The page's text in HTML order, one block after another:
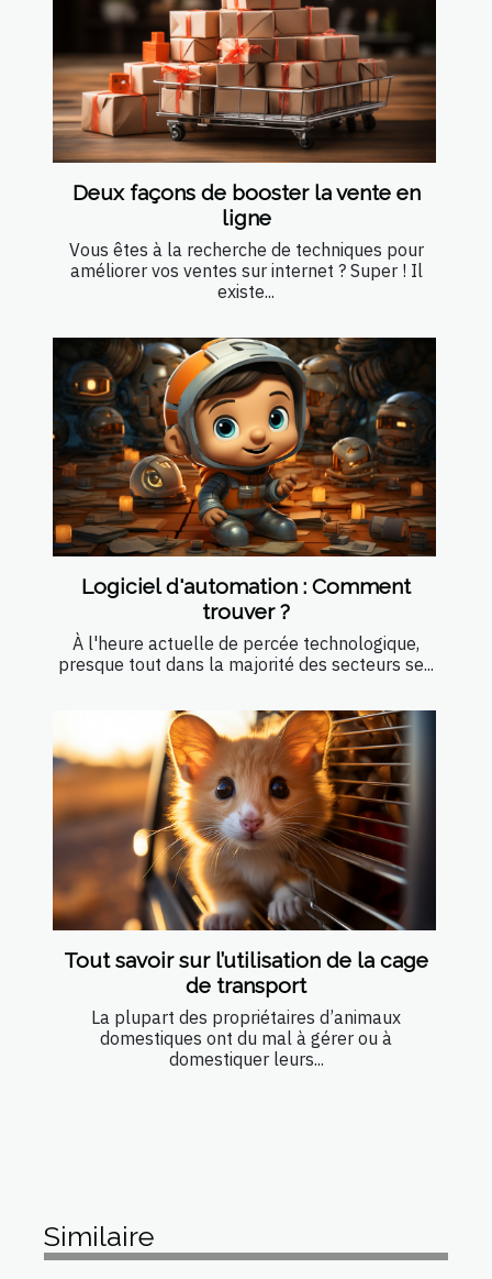
Deux façons de booster la vente en
ligne
Vous êtes à la recherche de techniques pour
améliorer vos ventes sur internet ? Super ! Il
existe...
Logiciel d'automation : Comment
trouver ?
À l'heure actuelle de percée technologique,
presque tout dans la majorité des secteurs se...
Tout savoir sur l’utilisation de la cage
de transport
La plupart des propriétaires d’animaux
domestiques ont du mal à gérer ou à
domestiquer leurs...
Similaire